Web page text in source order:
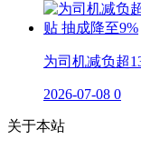
为司机减负超
2026-07-08 0
关于本站